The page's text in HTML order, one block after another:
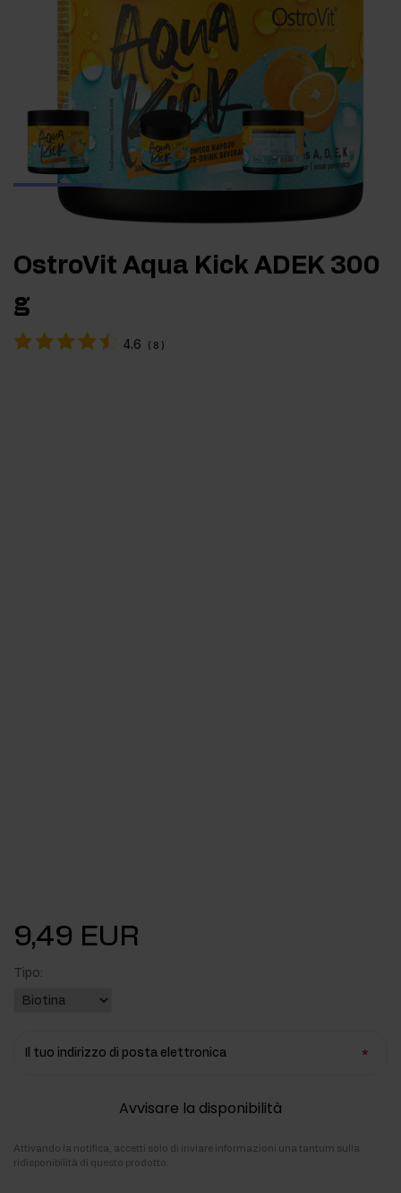
OstroVit Aqua Kick ADEK 300
g
4.6 ( 8 )
9,49 EUR
Tipo:
Il tuo indirizzo di posta elettronica
Avvisare la disponibilità
Attivando la notifica, accetti solo di inviare informazioni una tantum sulla
ridisponibilità di questo prodotto.